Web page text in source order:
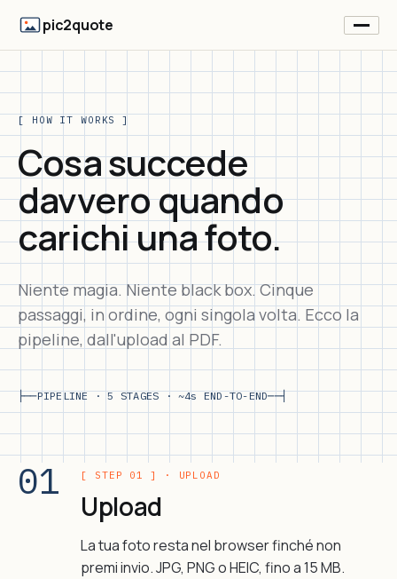
pic2quote
[ HOW IT WORKS ]
Cosa succede
davvero quando
carichi una foto.
Niente magia. Niente black box. Cinque
passaggi, in ordine, ogni singola volta. Ecco la
pipeline, dall'upload al PDF.
├──PIPELINE · 5 STAGES · ~4s END-TO-END──┤
01 [ STEP 01 ] · UPLOAD
Upload
La tua foto resta nel browser finché non
premi invio. JPG, PNG o HEIC, fino a 15 MB.